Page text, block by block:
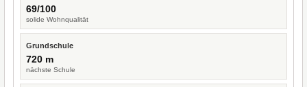
69/100
solide Wohnqualität
Grundschule
720 m
nächste Schule